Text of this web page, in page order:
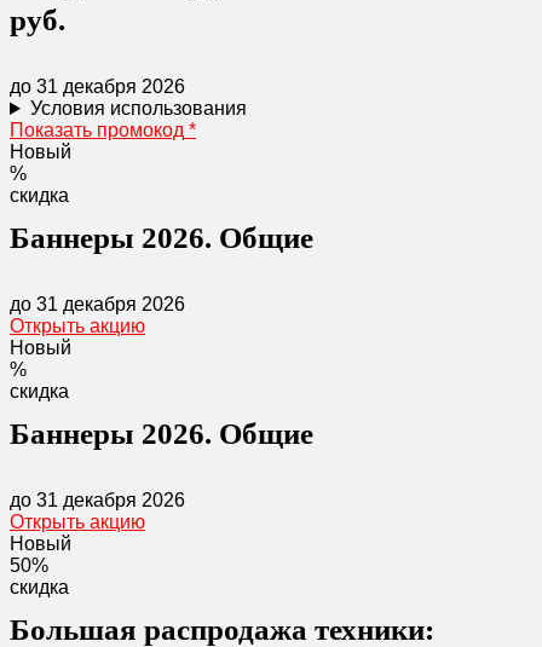
руб.
до 31 декабря 2026
Условия использования
Показать промокод *
Новый
%
скидка
Баннеры 2026. Общие
до 31 декабря 2026
Открыть акцию
Новый
%
скидка
Баннеры 2026. Общие
до 31 декабря 2026
Открыть акцию
Новый
50%
скидка
Большая распродажа техники: